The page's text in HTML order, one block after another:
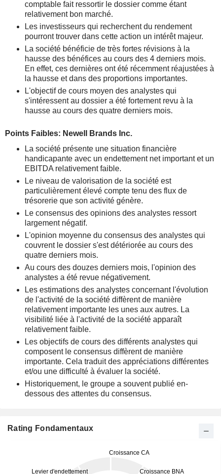
comptable fait ressortir le dossier comme étant
relativement bon marché.
Les investisseurs qui recherchent du rendement
pourront trouver dans cette action un intérêt majeur.
La société bénéficie de très fortes révisions à la
hausse des bénéfices au cours des 4 derniers mois.
En effet, ces dernières ont été récemment réajustées à
la hausse et dans des proportions importantes.
L'objectif de cours moyen des analystes qui
s'intéressent au dossier a été fortement revu à la
hausse au cours des quatre derniers mois.
Points Faibles: Newell Brands Inc.
La société présente une situation financière
handicapante avec un endettement net important et un
EBITDA relativement faible.
Le niveau de valorisation de la société est
particulièrement élevé compte tenu des flux de
trésorerie que son activité génère.
Le consensus des opinions des analystes ressort
largement négatif.
L'opinion moyenne du consensus des analystes qui
couvrent le dossier s'est détériorée au cours des
quatre derniers mois.
Au cours des douzes derniers mois, l'opinion des
analystes a été revue négativement.
Les estimations des analystes concernant l'évolution
de l'activité de la société diffèrent de manière
relativement importante les unes aux autres. La
visibilité liée à l'activité de la société apparaît
relativement faible.
Les objectifs de cours des différents analystes qui
composent le consensus diffèrent de manière
importante. Cela traduit des appréciations différentes
et/ou une difficulté à évaluer la société.
Historiquement, le groupe a souvent publié en-
dessous des attentes du consensus.
Rating Fondamentaux